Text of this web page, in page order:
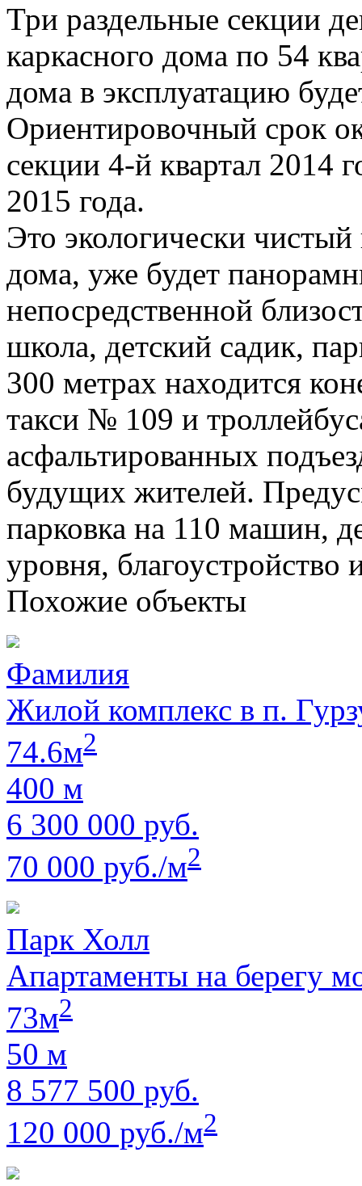
Три раздельные секции
каркасного дома по 54
дома в эксплуатацию
Ориентировочный срок
секции 4-й квартал 2014
2015 года.
Это экологически
дома, уже будет
непосредственной
школа, детский садик,
300 метрах находится
такси № 109 и
асфальтированных
будущих жителей.
парковка на 110 машин,
уровня, благоустройство
Похожие объекты
Фамилия
Жилой комплекс в п.
74.6м2
400 м
6 300 000 руб.
70 000 руб./м2
Парк Холл
Апартаменты на берегу
73м2
50 м
8 577 500 руб.
120 000 руб./м2